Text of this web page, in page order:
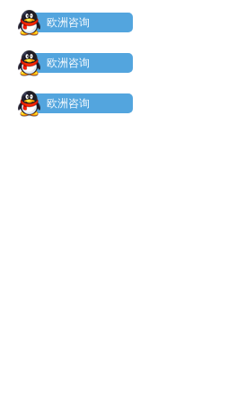
欧洲咨询
欧洲咨询
欧洲咨询